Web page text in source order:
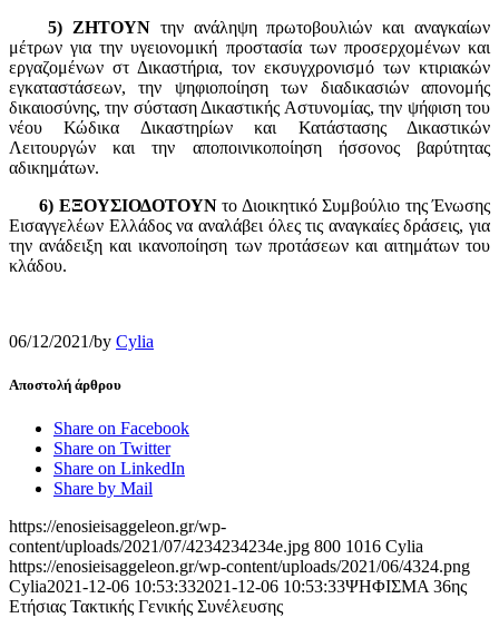
5) ΖΗΤΟΥΝ την ανάληψη πρωτοβουλιών και αναγκαίων
μέτρων για την υγειονομική προστασία των προσερχομένων και
εργαζομένων στ Δικαστήρια, τον εκσυγχρονισμό των κτιριακών
εγκαταστάσεων, την ψηφιοποίηση των διαδικασιών απονομής
δικαιοσύνης, την σύσταση Δικαστικής Αστυνομίας, την ψήφιση του
νέου Κώδικα Δικαστηρίων και Κατάστασης Δικαστικών
Λειτουργών και την αποποινικοποίηση ήσσονος βαρύτητας
αδικημάτων.
6) ΕΞΟΥΣΙΟΔΟΤΟΥΝ το Διοικητικό Συμβούλιο της Ένωσης
Εισαγγελέων Ελλάδος να αναλάβει όλες τις αναγκαίες δράσεις, για
την ανάδειξη και ικανοποίηση των προτάσεων και αιτημάτων του
κλάδου.
06/12/2021/by Cylia
Αποστολή άρθρου
Share on Facebook
Share on Twitter
Share on LinkedIn
Share by Mail
https://enosieisaggeleon.gr/wp-
content/uploads/2021/07/4234234234e.jpg 800 1016 Cylia
https://enosieisaggeleon.gr/wp-content/uploads/2021/06/4324.png
Cylia2021-12-06 10:53:332021-12-06 10:53:33ΨΗΦΙΣΜΑ 36ης
Ετήσιας Τακτικής Γενικής Συνέλευσης